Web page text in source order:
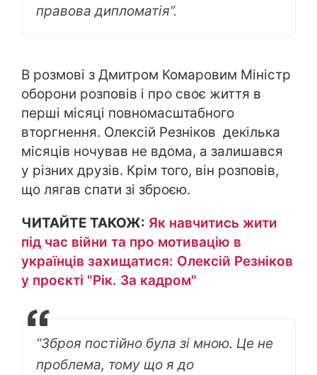
правова дипломатія”.
В розмові з Дмитром Комаровим Міністр
оборони розповів і про своє життя в
перші місяці повномасштабного
вторгнення. Олексій Резніков декілька
місяців ночував не вдома, а залишався
у різних друзів. Крім того, він розповів,
що лягав спати зі зброєю.
ЧИТАЙТЕ ТАКОЖ: Як навчитись жити
під час війни та про мотивацію в
українців захищатися: Олексій Резніков
у проєкті "Рік. За кадром"
“Зброя постійно була зі мною. Це не
проблема, тому що я до